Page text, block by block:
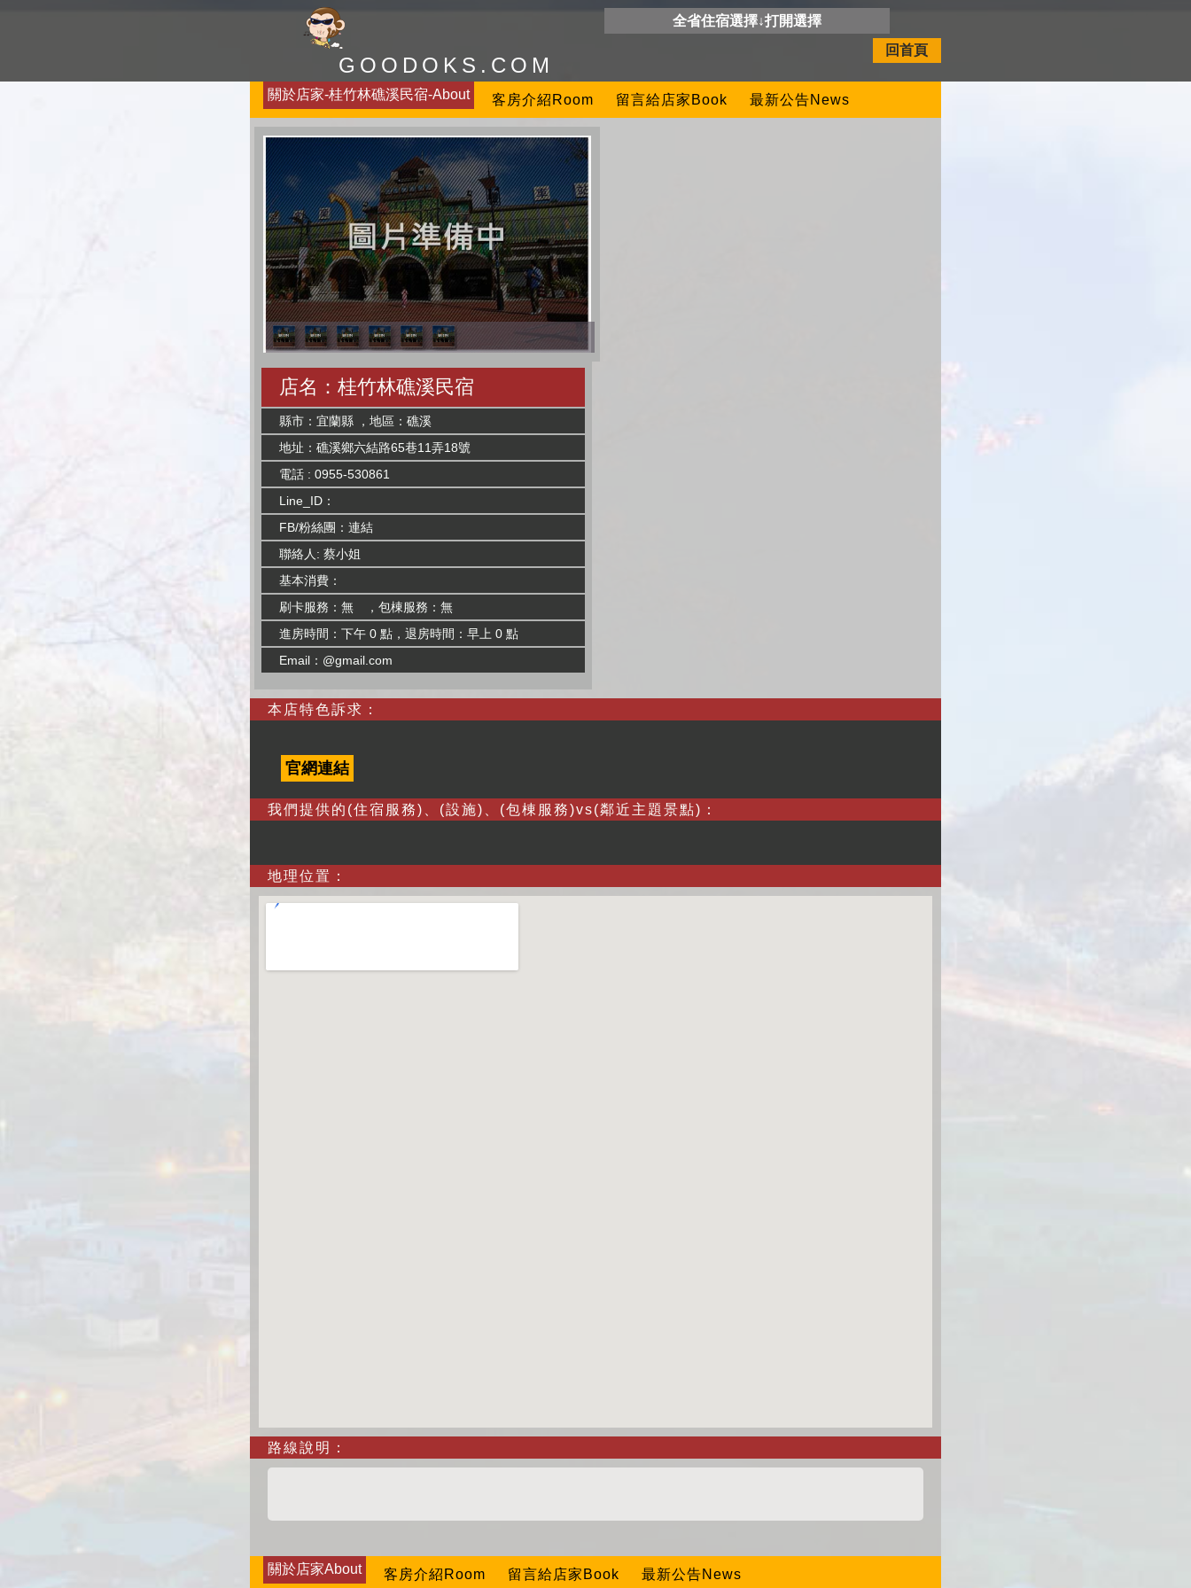
GOODOKS.COM
全省住宿選擇↓打開選擇
回首頁
關於店家-桂竹林礁溪民宿-About 客房介紹Room 留言給店家Book 最新公告News
店名：桂竹林礁溪民宿
縣市：宜蘭縣 ，地區：礁溪
地址：礁溪鄉六結路65巷11弄18號
電話 : 0955-530861
Line_ID：
FB/粉絲團：連結
聯絡人: 蔡小姐
基本消費：
刷卡服務：無 ，包棟服務：無
進房時間：下午 0 點，退房時間：早上 0 點
Email：@gmail.com
本店特色訴求：
官網連結
我們提供的(住宿服務)、(設施)、(包棟服務)vs(鄰近主題景點)：
地理位置：
路線說明：
關於店家About 客房介紹Room 留言給店家Book 最新公告News